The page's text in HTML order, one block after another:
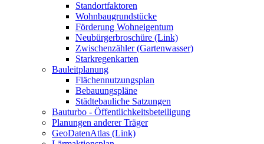
Standortfaktoren
Wohnbaugrundstücke
Förderung Wohneigentum
Neubürgerbroschüre (Link)
Zwischenzähler (Gartenwasser)
Starkregenkarten
Bauleitplanung
Flächennutzungsplan
Bebauungspläne
Städtebauliche Satzungen
Bauturbo - Öffentlichkeitsbeteiligung
Planungen anderer Träger
GeoDatenAtlas (Link)